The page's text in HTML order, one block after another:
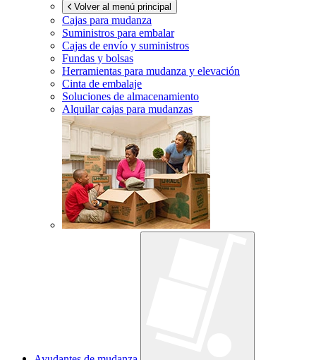
Volver al menú principal
Cajas para mudanza
Suministros para embalar
Cajas de envío y suministros
Fundas y bolsas
Herramientas para mudanza y elevación
Cinta de embalaje
Soluciones de almacenamiento
Alquilar cajas para mudanzas